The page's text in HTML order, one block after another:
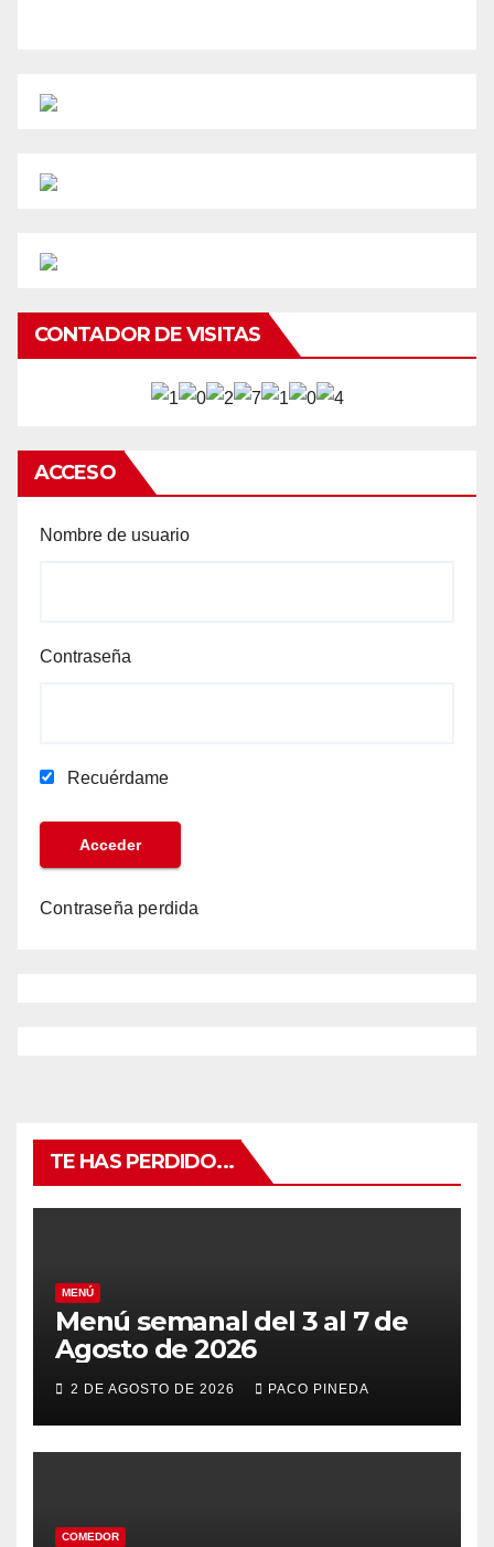
CONTADOR DE VISITAS
ACCESO
Nombre de usuario
Contraseña
Recuérdame
Contraseña perdida
TE HAS PERDIDO...
MENÚ
Menú semanal del 3 al 7 de
Agosto de 2026
2 DE AGOSTO DE 2026 PACO PINEDA
COMEDOR